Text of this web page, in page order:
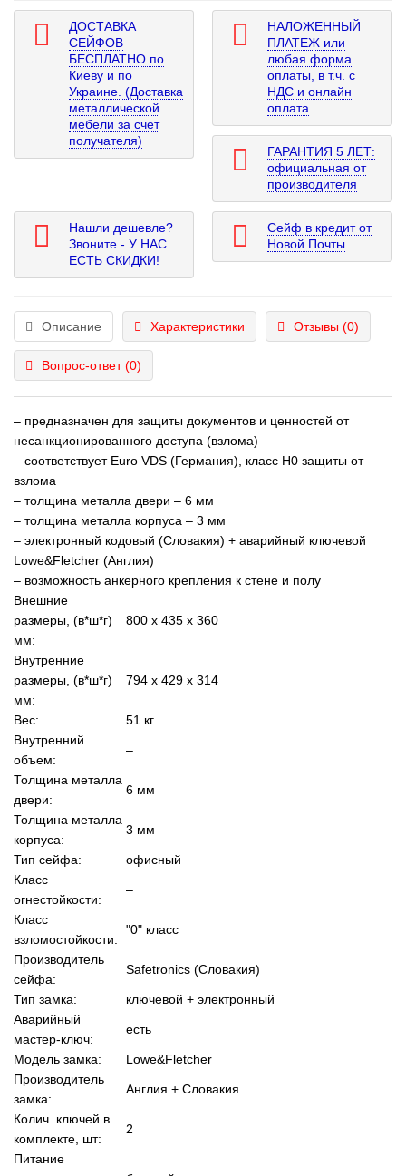
ДОСТАВКА
СЕЙФОВ
БЕСПЛАТНО по
Киеву и по
Украине. (Доставка
металлической
мебели за счет
получателя)
НАЛОЖЕННЫЙ
ПЛАТЕЖ или
любая форма
оплаты, в т.ч. с
НДС и онлайн
оплата
ГАРАНТИЯ 5 ЛЕТ:
официальная от
производителя
Нашли дешевле?
Звоните - У НАС
ЕСТЬ СКИДКИ!
Сейф в кредит от
Новой Почты
Описание Характеристики Отзывы (0)
Вопрос-ответ(0)
– предназначен для защиты документов и ценностей от
несанкционированного доступа (взлома)
– соответствует Euro VDS (Германия), класс Н0 защиты от
взлома
– толщина металла двери – 6 мм
– толщина металла корпуса – 3 мм
– электронный кодовый (Словакия) + аварийный ключевой
Lowe&Fletcher (Англия)
– возможность анкерного крепления к стене и полу
Внешние
размеры, (в*ш*г)
мм:
800 х 435 х 360
Внутренние
размеры, (в*ш*г)
мм:
794 х 429 х 314
Вес:
51 кг
Внутренний
объем:
–
Толщина металла
двери:
6 мм
Толщина металла
корпуса:
3 мм
Тип сейфа:
офисный
Класс
огнестойкости:
–
Класс
взломостойкости:
"0" класс
Производитель
сейфа:
Safetronics (Словакия)
Тип замка:
ключевой + электронный
Аварийный
мастер-ключ:
есть
Модель замка:
Lowe&Fletcher
Производитель
замка:
Англия + Словакия
Колич. ключей в
комплекте, шт:
2
Питание